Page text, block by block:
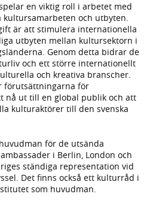
en viktig roll i arbetet med
och utbyten.
är att stimulera internationella
utbyten mellan kultursektorn i
Genom detta bidrar de
och ett större internationellt
och kreativa branscher.
förutsättningarna för
nå ut till en global publik och att
kulturaktörer till den svenska
för de utsända
i Berlin, London och
ständiga representation vid
Det finns också ett kulturråd i
som huvudman.